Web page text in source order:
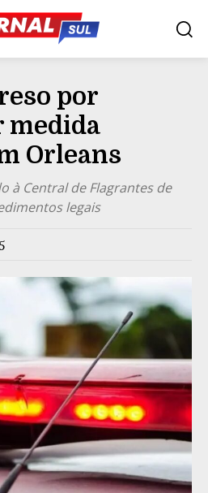
por
medida
Orleans
à Central de Flagrantes de
legais